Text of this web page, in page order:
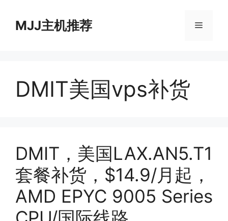
MJJ主机推荐 菜
DMIT美国vps补货
DMIT，美国LAX.AN5.T1
套餐补货，$14.9/月起，
AMD EPYC 9005 Series